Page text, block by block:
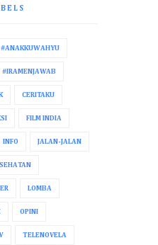
#ANAKKUWAHYU
#IRAMENJAWAB
CERITAKU
FILM INDIA
INFO JALAN-JALAN
LOMBA
OPINI
TELENOVELA